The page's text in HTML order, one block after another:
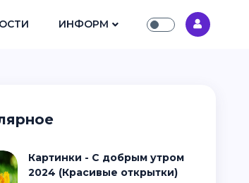
ИНФОРМ
Картинки - С добрым утром
2024 (Красивые открытки)